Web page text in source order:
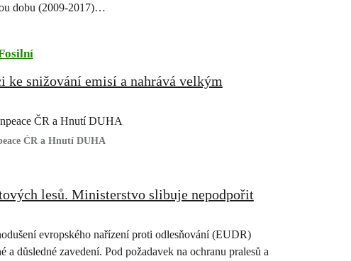
dobu (2009-2017)…
ke snižování emisí a nahrává velkým
ČR a Hnutí DUHA
ČR a Hnutí DUHA
lesů. Ministerstvo slibuje nepodpořit
evropského nařízení proti odlesňování (EUDR)
důsledné zavedení. Pod požadavek na ochranu pralesů a